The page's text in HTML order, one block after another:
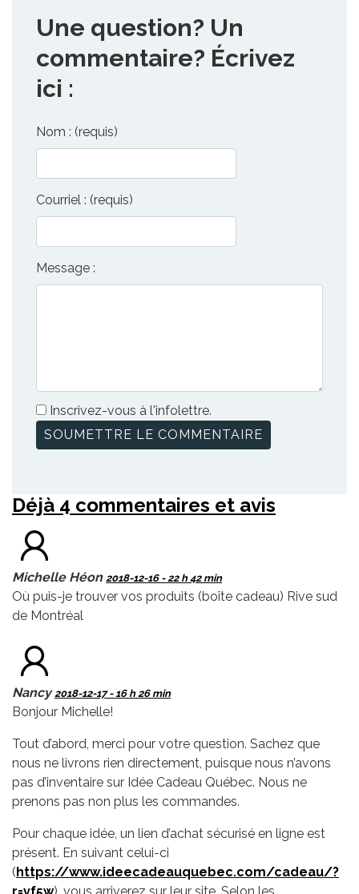
Une question? Un
commentaire? Écrivez
ici :
Nom : (requis)
Courriel : (requis)
Message :
Inscrivez-vous à l'infolettre.
Déjà 4 commentaires et avis
Michelle Héon 2018-12-16 - 22 h 42 min
Où puis-je trouver vos produits (boîte cadeau) Rive sud
de Montréal
Nancy 2018-12-17 - 16 h 26 min
Bonjour Michelle!
Tout d’abord, merci pour votre question. Sachez que
nous ne livrons rien directement, puisque nous n’avons
pas d’inventaire sur Idée Cadeau Québec. Nous ne
prenons pas non plus les commandes.
Pour chaque idée, un lien d’achat sécurisé en ligne est
présent. En suivant celui-ci
(https://www.ideecadeauquebec.com/cadeau/?